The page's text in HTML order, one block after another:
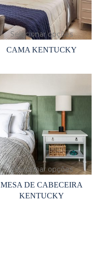
Selecionar opções
CAMA KENTUCKY
Selecionar opções
MESA DE CABECEIRA
KENTUCKY